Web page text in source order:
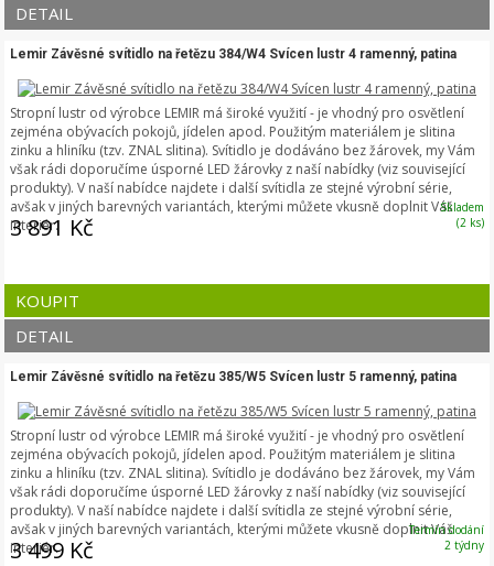
DETAIL
Lemir Závěsné svítidlo na řetězu 384/W4 Svícen lustr 4 ramenný, patina
Stropní lustr od výrobce LEMIR má široké využití - je vhodný pro osvětlení
zejména obývacích pokojů, jídelen apod. Použitým materiálem je slitina
zinku a hliníku (tzv. ZNAL slitina). Svítidlo je dodáváno bez žárovek, my Vám
však rádi doporučíme úsporné LED žárovky z naší nabídky (viz související
produkty). V naší nabídce najdete i další svítidla ze stejné výrobní série,
avšak v jiných barevných variantách, kterými můžete vkusně doplnit Váš
interiér.
3 891 Kč
Skladem
(2 ks)
KOUPIT
DETAIL
Lemir Závěsné svítidlo na řetězu 385/W5 Svícen lustr 5 ramenný, patina
Stropní lustr od výrobce LEMIR má široké využití - je vhodný pro osvětlení
zejména obývacích pokojů, jídelen apod. Použitým materiálem je slitina
zinku a hliníku (tzv. ZNAL slitina). Svítidlo je dodáváno bez žárovek, my Vám
však rádi doporučíme úsporné LED žárovky z naší nabídky (viz související
produkty). V naší nabídce najdete i další svítidla ze stejné výrobní série,
avšak v jiných barevných variantách, kterými můžete vkusně doplnit Váš
interiér.
3 499 Kč
Termín dodání
2 týdny